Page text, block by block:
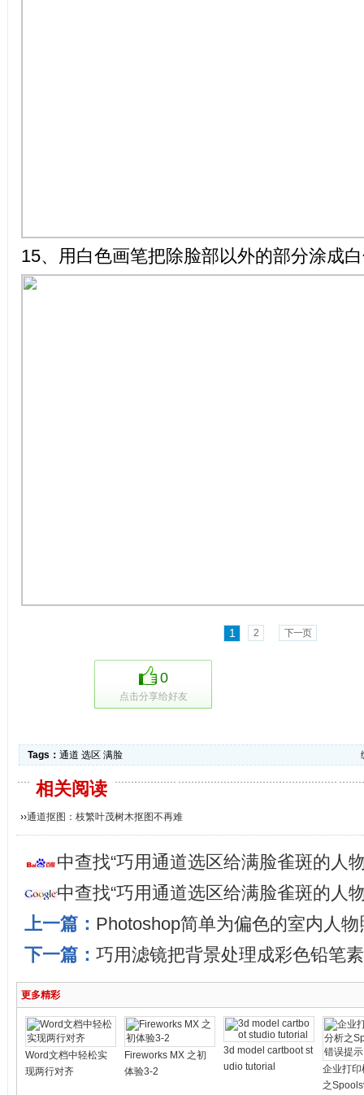
15、用白色画笔把除脸部以外的部分涂成
1 2 下一页
0
点击分享给好友
Tags： 通道 选区 满脸
相关阅读
››通道抠图：枝繁叶茂树木抠图不再难
中查找“巧用通道选区给满脸雀斑的人
中查找“巧用通道选区给满脸雀斑的人
上一篇： Photoshop简单为偏色的室内人
下一篇： 巧用滤镜把背景处理成彩色铅笔
更多精彩
Word文档中轻松实
现两行对齐
Fireworks MX 之初
体验3-2
3d model cartboot st
udio tutorial
企业打印
之